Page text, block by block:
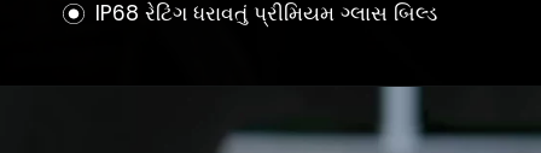
IP68 રેટિંગ ધરાવતું પ્રીમિયમ ગ્લાસ બિલ્ડ